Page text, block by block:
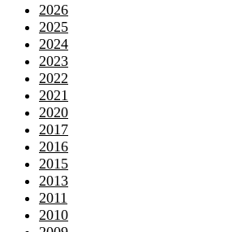
2026
2025
2024
2023
2022
2021
2020
2017
2016
2015
2013
2011
2010